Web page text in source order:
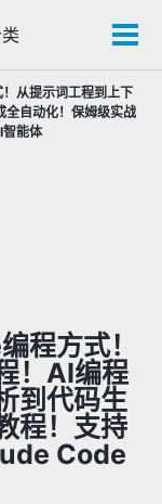
Toggle
从提示词工程到上下
全自动化！保姆级实战
能体
程方式！
！AI编程
到代码生
程！支持
Code